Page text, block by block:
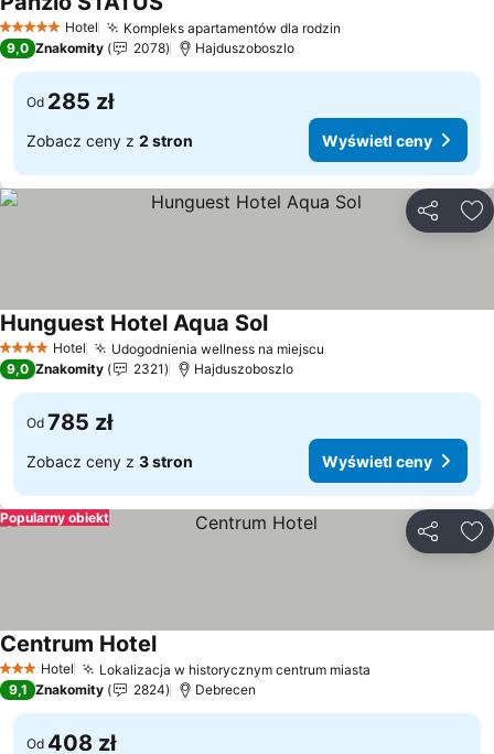
5 KategoriaHotel Kompleks apartamentów dla rodzin
9,0 Znakomity 2078 Hajduszoboszlo
Od 285 zł
Zobacz ceny z 2 stron Wyświetl ceny
4 KategoriaHotel Udogodnienia wellness na miejscu
Hunguest Hotel Aqua SolWyświetl ceny
9,0 Znakomity 2321 Hajduszoboszlo
Od 785 zł
Zobacz ceny z 3 stron Wyświetl ceny
Popularny obiekt
3 Kategoria
Hotel Lokalizacja w historycznym centrum miasta
Centrum HotelWyświetl ceny
9,1 Znakomity 2824 Debrecen
Od 408 zł